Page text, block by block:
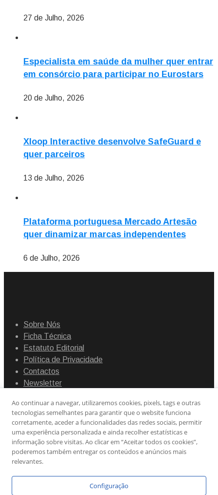
27 de Julho, 2026
Especialista em saúde da mulher quer entrar
em consórcio para participar no Eurostars
20 de Julho, 2026
Xloop Interactive desenvolve SafeGuard e
quer parceiros
13 de Julho, 2026
Plataforma portuguesa Mercado Artesão
quer dinamizar marcas independentes
6 de Julho, 2026
Sobre Nós
Ficha Técnica
Estatuto Editorial
Política de Privacidade
Contactos
Newsletter
Ao continuar a navegar, utilizaremos cookies, pixels, tags e outras
tecnologias semelhantes para garantir que o website funciona
corretamente, aceder a funcionalidades das redes sociais, permitir
uma experiência personalizada e ainda recolher estatísticas e
informação sobre visitas. Ao clicar em “Aceitar todos os cookies”,
poderemos também entregar os conteúdos e anúncios mais
relevantes.
Configuração